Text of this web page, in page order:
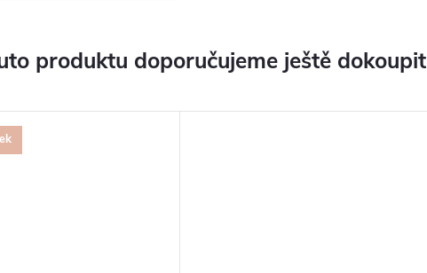
produktu doporučujeme ještě dokoupit